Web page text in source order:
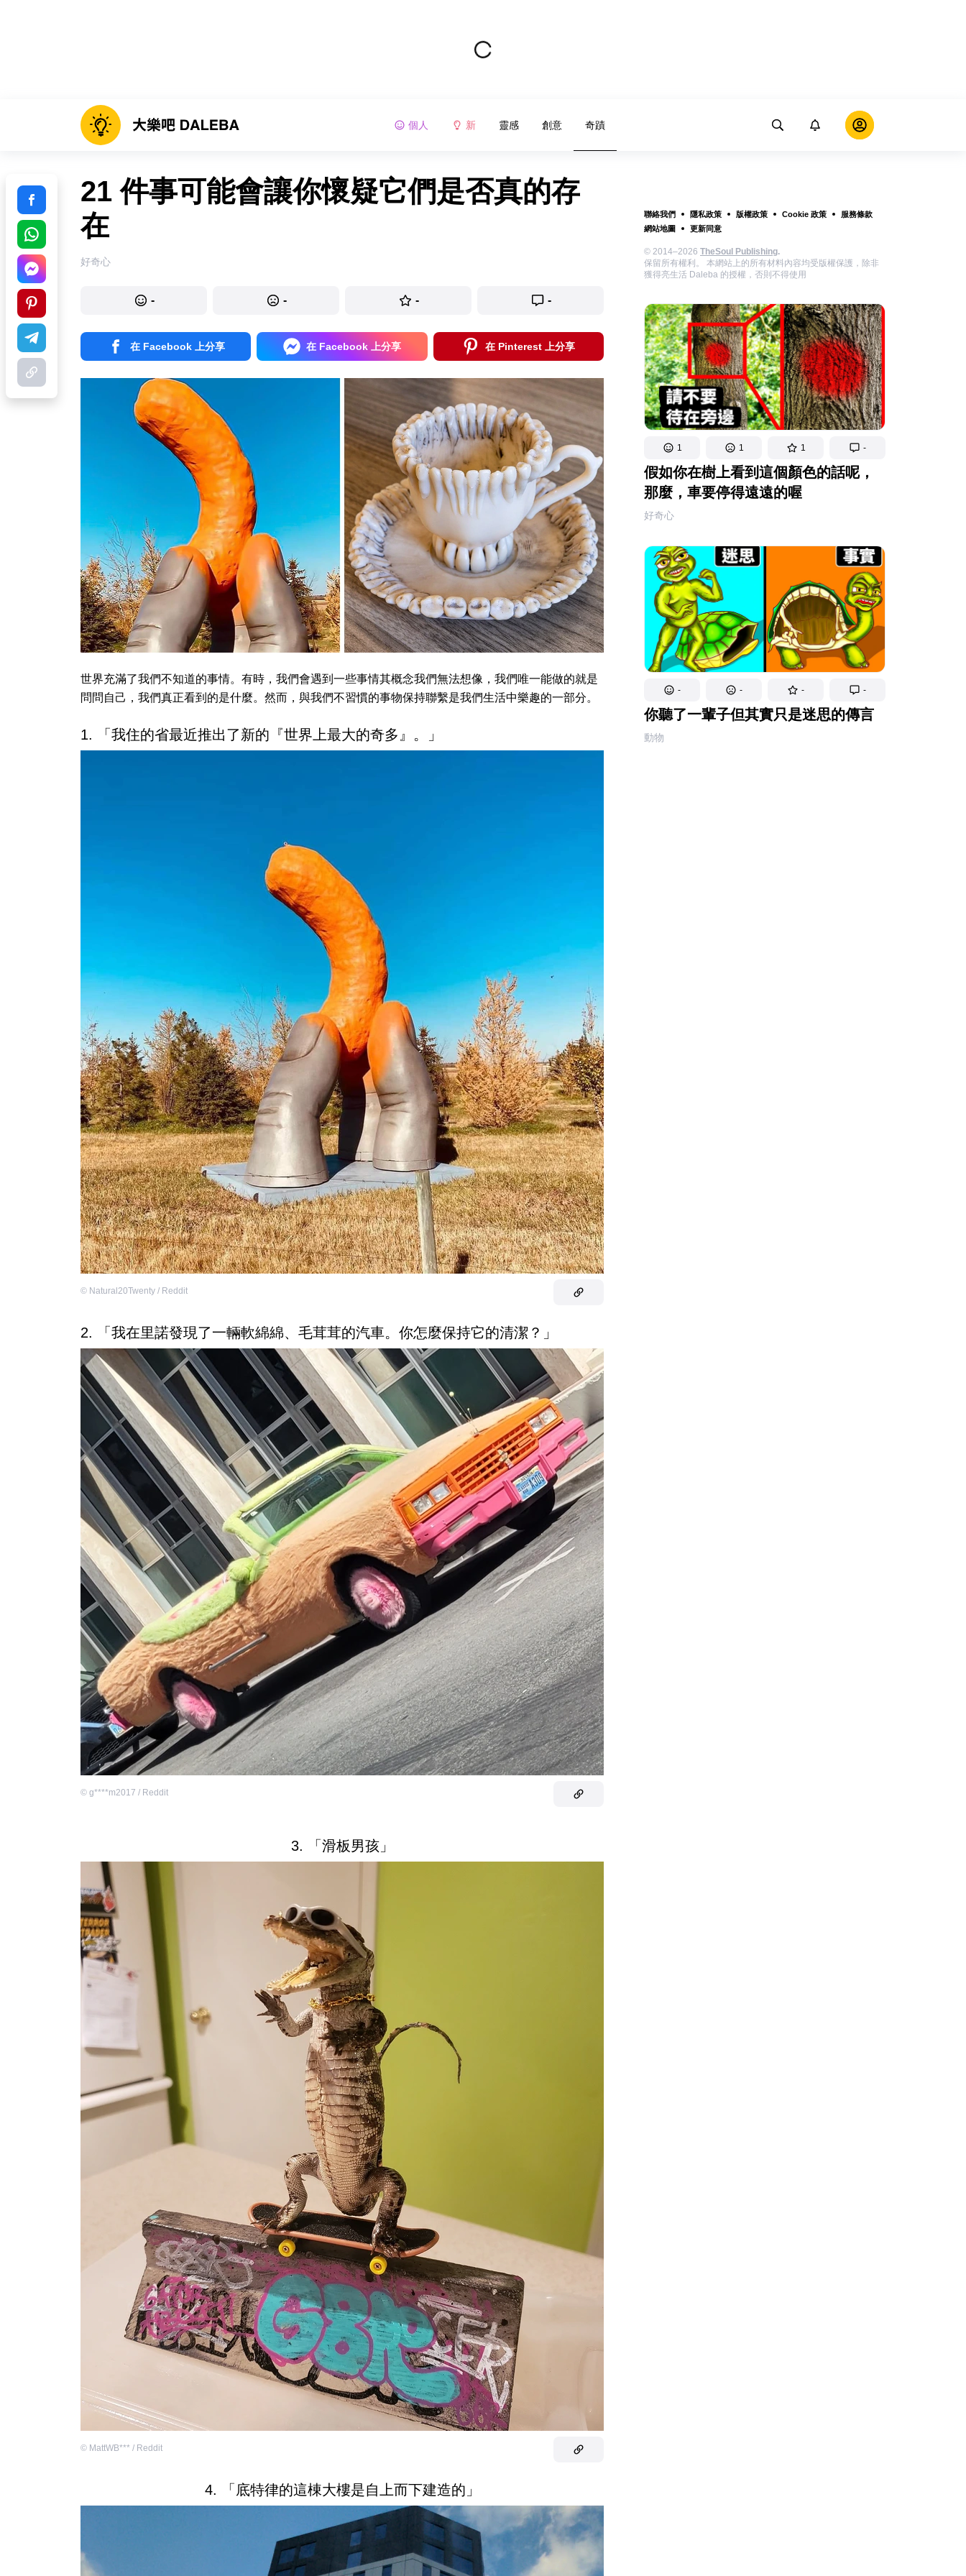
個人 新 靈感 創意 奇蹟
聯絡我們 隱私政策 版權政策 Cookie 政策
服務條款
網站地圖
更新同意
© 2014–2026 TheSoul Publishing.
保留所有權利。 本網站上的所有材料內容均受版權保護，除非
獲得亮生活 Daleba 的授權，否則不得使用
1 1 1 -
假如你在樹上看到這個顏色的話呢，
那麼，車要停得遠遠的喔
好奇心
- - - -
你聽了一輩子但其實只是迷思的傳言
動物
21 件事可能會讓你懷疑它們是否真的存
在
好奇心
- - - -
在 Facebook 上分享 在 Facebook 上分享 在 Pinterest 上分享
世界充滿了我們不知道的事情。有時，我們會遇到一些事情其概念我們無法想像，我們唯一能做的就是
問問自己，我們真正看到的是什麼。然而，與我們不習慣的事物保持聯繫是我們生活中樂趣的一部分。
1. 「我住的省最近推出了新的『世界上最大的奇多』。」
© Natural20Twenty / Reddit
2. 「我在里諾發現了一輛軟綿綿、毛茸茸的汽車。你怎麼保持它的清潔？」
© g****m2017 / Reddit
3. 「滑板男孩」
© MattWB*** / Reddit
4. 「底特律的這棟大樓是自上而下建造的」